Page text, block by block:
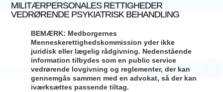
MILITÆRPERSONALES RETTIGHEDER
VEDRØRENDE PSYKIATRISK BEHANDLING
BEMÆRK: Medborgernes
Menneskerettighedskommission yder ikke
juridisk eller lægelig rådgivning. Nedenstående
information tilbydes som en public service
vedrørende lovgivning og reglementer, der kan
gennemgås sammen med en advokat, så der kan
iværksættes passende tiltag.